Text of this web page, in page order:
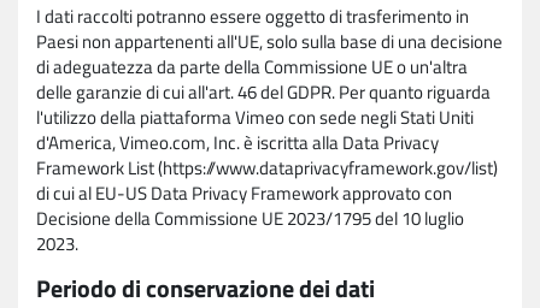
I dati raccolti potranno essere oggetto di trasferimento in
Paesi non appartenenti all'UE, solo sulla base di una decisione
di adeguatezza da parte della Commissione UE o un'altra
delle garanzie di cui all'art. 46 del GDPR. Per quanto riguarda
l'utilizzo della piattaforma Vimeo con sede negli Stati Uniti
d'America, Vimeo.com, Inc. è iscritta alla Data Privacy
Framework List (https://www.dataprivacyframework.gov/list)
di cui al EU-US Data Privacy Framework approvato con
Decisione della Commissione UE 2023/1795 del 10 luglio
2023.
Periodo di conservazione dei dati